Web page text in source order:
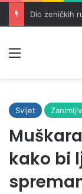
Svijet
kako bi